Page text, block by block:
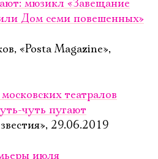
мюзикл «Завещание
Дом семи повешенных»
«Posta Magazine»,
театралов
чуть пугают
29.06.2019
июля